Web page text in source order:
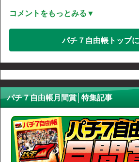
コメントをもっとみる▼
パチ７自由帳トップ
パチ７自由帳月間賞│特集記事